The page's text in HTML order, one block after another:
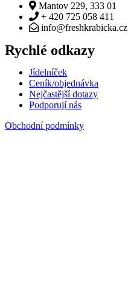
Mantov 229, 333 01
+ 420 725 058 411
info@freshkrabicka.cz
Rychlé odkazy
Jídelníček
Ceník/objednávka
Nejčastější dotazy
Podporují nás
Obchodní podmínky